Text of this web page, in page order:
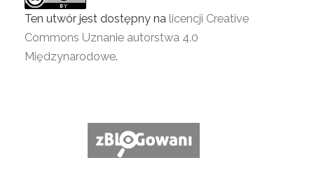
Ten utwór jest dostępny na licencji Creative
Commons Uznanie autorstwa 4.0
Międzynarodowe.